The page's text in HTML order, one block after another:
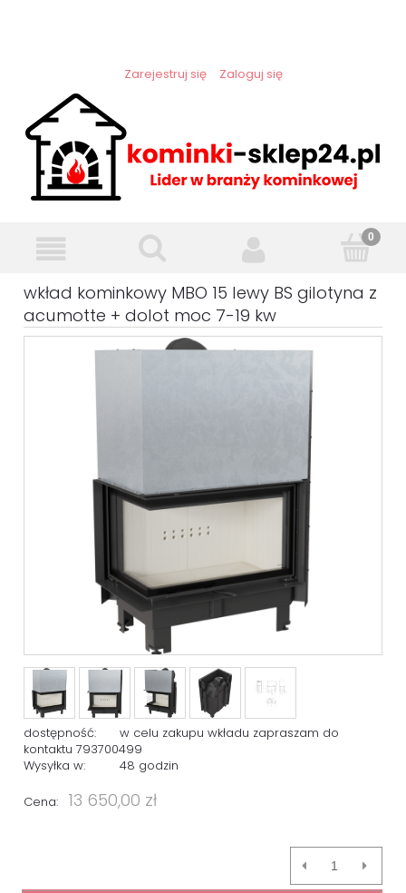
Zarejestruj się Zaloguj się
wkład kominkowy MBO 15 lewy BS gilotyna z
acumotte + dolot moc 7-19 kw
dostępność:
w celu zakupu wkładu zapraszam do
kontaktu 793700499
Wysyłka w:
48 godzin
Cena: 13 650,00 zł